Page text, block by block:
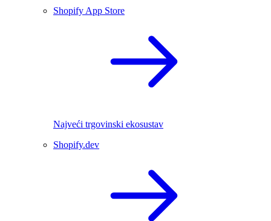
Shopify App Store
Najveći trgovinski ekosustav
Shopify.dev